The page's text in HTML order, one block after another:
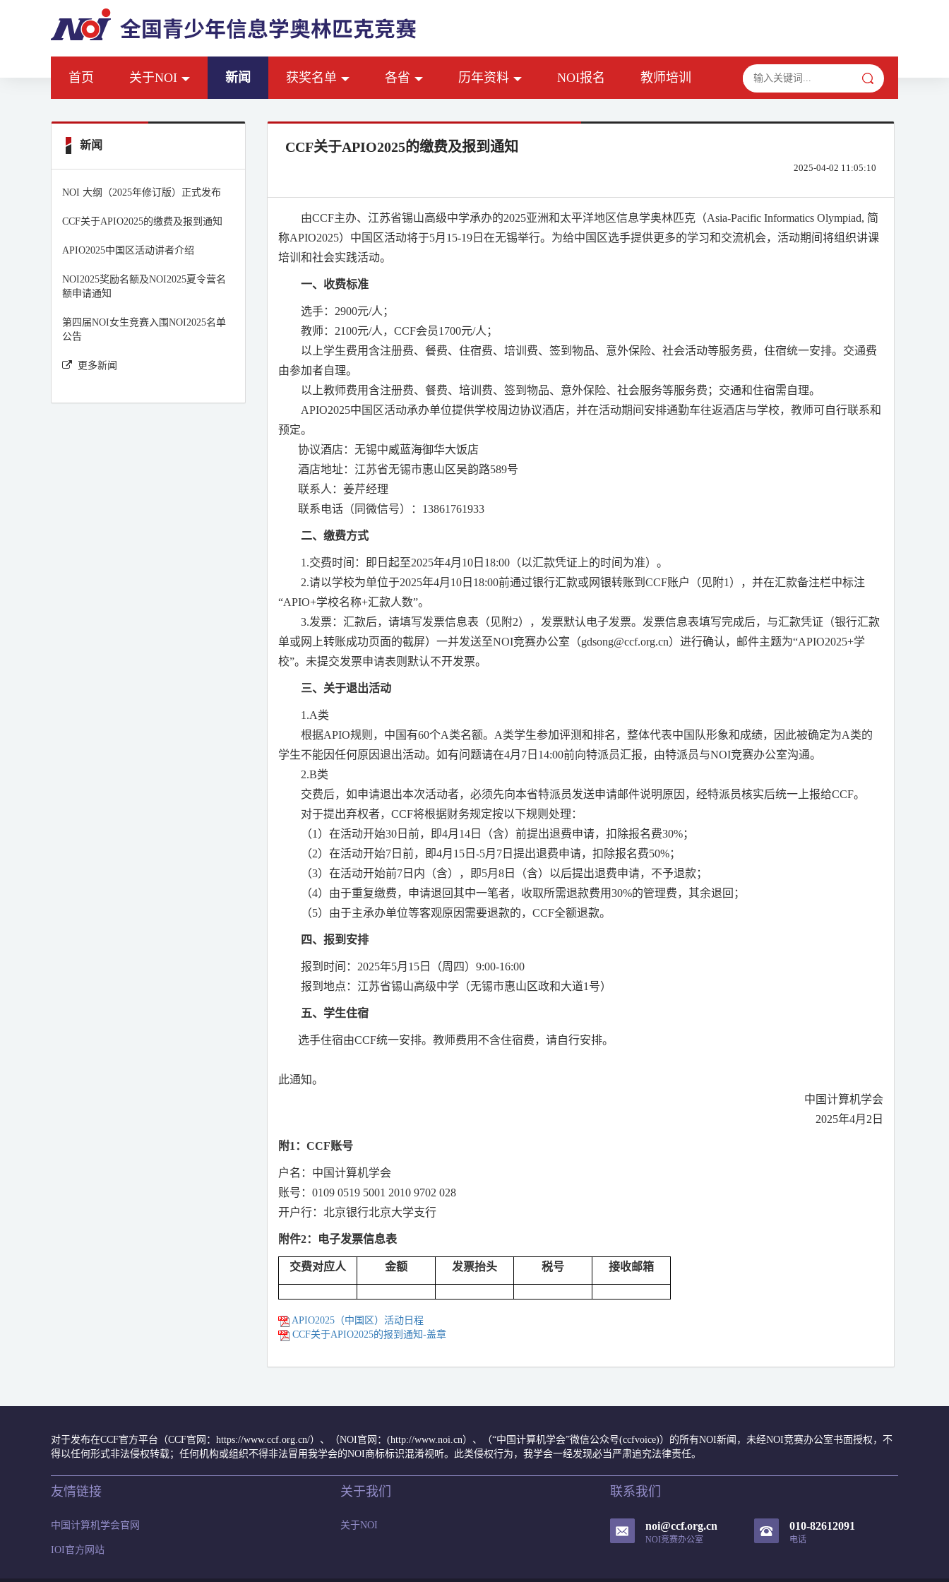
首页 关于NOI 新闻 获奖名单 各省 历年资料 NOI报名 教师培训
新闻
NOI 大纲（2025年修订版）正式发布
CCF关于APIO2025的缴费及报到通知
APIO2025中国区活动讲者介绍
NOI2025奖励名额及NOI2025夏令营名
额申请通知
第四届NOI女生竞赛入围NOI2025名单
公告
更多新闻
CCF关于APIO2025的缴费及报到通知
2025-04-02 11:05:10
由CCF主办、江苏省锡山高级中学承办的2025亚洲和太平洋地区信息学奥林匹克（Asia-Pacific Informatics Olympiad, 简
称APIO2025）中国区活动将于5月 15-19 日在无锡举行。为给中国区选手提供更多的学习和交流机会，活动期间将组织讲课
培训和社会实践活动。
一、收费标准
选手： 2900元/人；
教师： 2100元/人，CCF会员1700元/人；
以上学生费用含注册费、餐费、住宿费、培训费、签到物品、意外保险、社会活动等服务费，住宿统一安排。交通费
由参加者自理。
以上教师费用含注册费、餐费、培训费、签到物品、意外保险、社会服务等服务费；交通和住宿需自理。
APIO2025中国区活动承办单位提供学校周边协议酒店，并在活动期间安排通勤车往返酒店与学校，教师可自行联系和
预定。
协议酒店：无锡中威蓝海御华大饭店
酒店地址：江苏省无锡市惠山区吴韵路589号
联系人：姜芹经理
联系电话（同微信号）
： 13861761933
二、缴费方式
1.交费时间：即日起至2025年4月 10 日 18:00 （以汇款凭证上的时间为准）。
2.请以学校为单位于2025年4月 10 日 18:00前通过银行汇款或网银转账到CCF账户（见附1 ），并在汇款备注栏中标注
“APIO+学校名称+汇款人数”。
3.发票：汇款后，请填写发票信息表（见附2），发票默认电子发票。发票信息表填写完成后，与汇款凭证（银行汇款
单或网上转账成功页面的截屏）一并发送至NOI竞赛办公室（gdsong@ccf.org.cn）进行确认，邮件主题为“APIO2025+学
校”。未提交发票申请表则默认不开发票。
三、关于退出活动
1.A类
根据APIO规则，中国有60个A类名额。 A类学生参加评测和排名，整体代表中国队形象和成绩，因此被确定为A类的
学生不能因任何原因退出活动。如有问题请在4月 7 日 14:00前向特派员汇报，由特派员与NOI竞赛办公室沟通。
2.B类
交费后，如申请退出本次活动者，必须先向本省特派员发送申请邮件说明原因，经特派员核实后统一上报给CCF。
对于提出弃权者，CCF将根据财务规定按以下规则处理：
（1 ）在活动开始30 日前，即4月 14 日（含）前提出退费申请，扣除报名费30%；
（2）在活动开始7 日前，即4月 15 日-5月 7 日提出退费申请，扣除报名费50%；
（3）在活动开始前7 日内（含），即5月8 日（含）以后提出退费申请，不予退款；
（4）由于重复缴费，申请退回其中一笔者，收取所需退款费用30%的管理费，其余退回；
（5）由于主承办单位等客观原因需要退款的，CCF全额退款。
四、报到安排
报到时间： 2025年5月 15 日（周四）9:00-16:00
报到地点：江苏省锡山高级中学（无锡市惠山区政和大道1 号）
五、学生住宿
选手住宿由CCF统一安排。教师费用不含住宿费，请自行安排。
此通知。
中国计算机学会
2025年4月 2 日
附1 ：CCF账号
户名：中国计算机学会
账号：0109 0519 5001 2010 9702 028
开户行：北京银行北京大学支行
附件2：电子发票信息表
交费对应人 金额 发票抬头 税号 接收邮箱
APIO2025（中国区）活动日程
CCF关于APIO2025的报到通知-盖章
对于发布在CCF官方平台（CCF官网：https://www.ccf.org.cn/）、（NOI官网：(http://www.noi.cn）、（“中国计算机学会”微信公众号(ccfvoice)）的所有NOI新闻，未经NOI竞赛办公室书面授权，不
得以任何形式非法侵权转载；任何机构或组织不得非法冒用我学会的NOI商标标识混淆视听。此类侵权行为，我学会一经发现必当严肃追究法律责任。
友情链接
中国计算机学会官网
IOI官方网站
关于我们
关于NOI
联系我们
noi@ccf.org.cn
NOI竞赛办公室
010-82612091
电话